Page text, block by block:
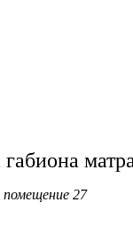
габиона
помещение 27